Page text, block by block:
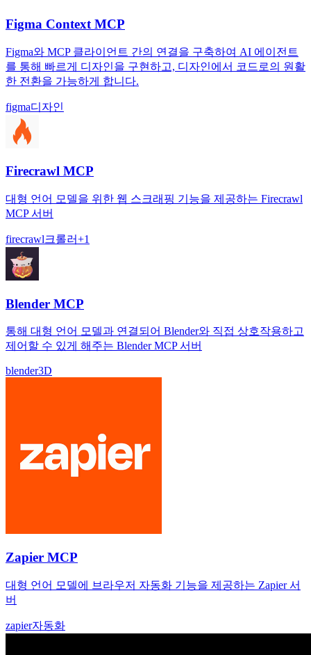
Figma Context MCP
Figma와 MCP 클라이언트 간의 연결을 구축하여 AI 에이전트
를 통해 빠르게 디자인을 구현하고, 디자인에서 코드로의 원활
한 전환을 가능하게 합니다.
figma디자인
Firecrawl MCP
대형 언어 모델을 위한 웹 스크래핑 기능을 제공하는 Firecrawl
MCP 서버
firecrawl크롤러+1
Blender MCP
통해 대형 언어 모델과 연결되어 Blender와 직접 상호작용하고
제어할 수 있게 해주는 Blender MCP 서버
blender3D
Zapier MCP
대형 언어 모델에 브라우저 자동화 기능을 제공하는 Zapier 서
버
zapier자동화